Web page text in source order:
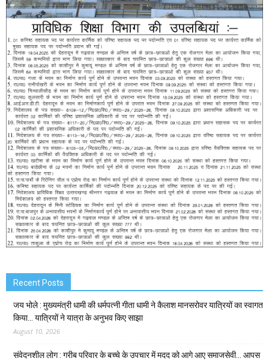
Recent Posts
जय भोले : मुख्यमंत्री धामी की धर्मपत्नी गीता धामी ने कैलाश मानसरोवर यात्रियों का स्वागत
किया… यात्रियों ने यात्रा के अनुभव किए साझा
August 10, 2026
संवेदनशील लोग : गरीब परिवार के बच्चे के उपचार में मदद को आगे आए समाजसेवी… आपस